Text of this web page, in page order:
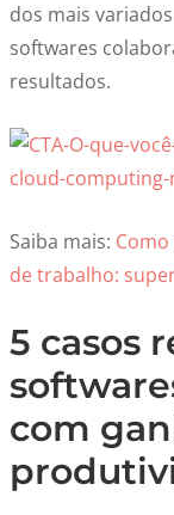
dos mais
softwares
resultados.
Saiba mais:
de trabalho:
5 casos
com